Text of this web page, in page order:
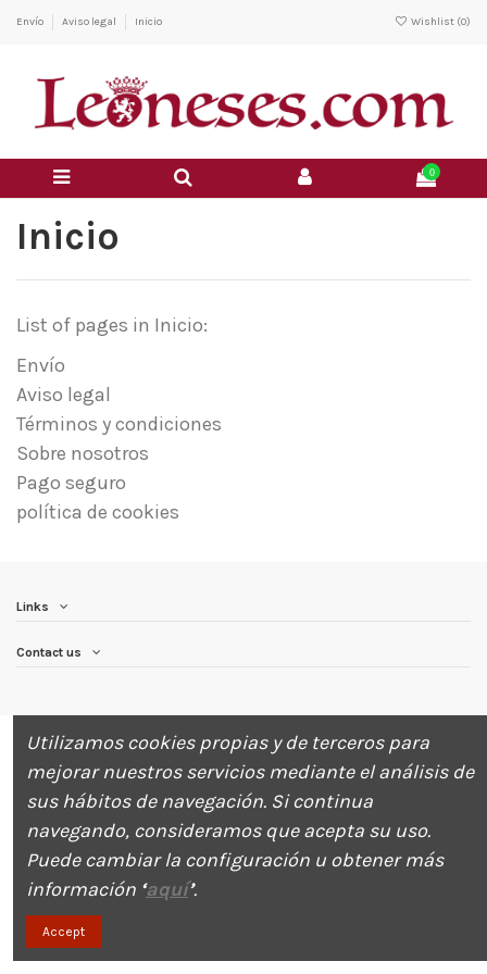
Envío Aviso legal Inicio Wishlist (0)
0
Inicio
List of pages in Inicio:
Envío
Aviso legal
Términos y condiciones
Sobre nosotros
Pago seguro
política de cookies
Links
Contact us
© MariquitaLoveCandreja 2023
Utilizamos cookies propias y de terceros para
mejorar nuestros servicios mediante el análisis de
sus hábitos de navegación. Si continua
navegando, consideramos que acepta su uso.
Puede cambiar la configuración u obtener más
información ‘aquí’.
Accept